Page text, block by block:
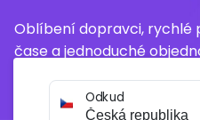
Oblíbení dopravci, rychlé
čase a jednoduché
Odkud